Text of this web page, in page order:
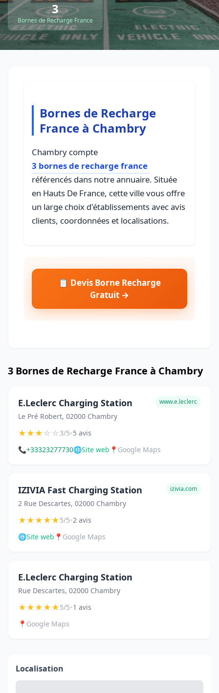
3
Bornes de Recharge France
Bornes de Recharge
France à Chambry
Chambry compte
3 bornes de recharge france
référencés dans notre annuaire. Située
en Hauts De France, cette ville vous offre
un large choix d'établissements avec avis
clients, coordonnées et localisations.
📋 Devis Borne Recharge
Gratuit →
3 Bornes de Recharge France à Chambry
E.Leclerc Charging Station
Le Pré Robert, 02000 Chambry
www.e.leclerc
★★★☆☆3/5•5 avis
📞+33323277730🌐Site web 📍 Google Maps
IZIVIA Fast Charging Station
2 Rue Descartes, 02000 Chambry
izivia.com
★★★★★5/5•2 avis
🌐Site web 📍 Google Maps
E.Leclerc Charging Station
Rue Descartes, 02000 Chambry
★★★★★5/5•1 avis
📍 Google Maps
Localisation